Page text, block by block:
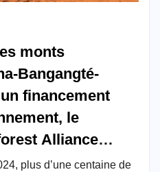
monts
Bangangté-
financement
le
Alliance
de
plus d’une centaine de